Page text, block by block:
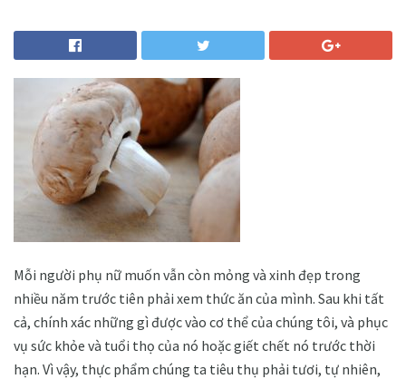
Mỗi người phụ nữ muốn vẫn còn mỏng và xinh đẹp trong
nhiều năm trước tiên phải xem thức ăn của mình. Sau khi tất
cả, chính xác những gì được vào cơ thể của chúng tôi, và phục
vụ sức khỏe và tuổi thọ của nó hoặc giết chết nó trước thời
hạn. Vì vậy, thực phẩm chúng ta tiêu thụ phải tươi, tự nhiên,